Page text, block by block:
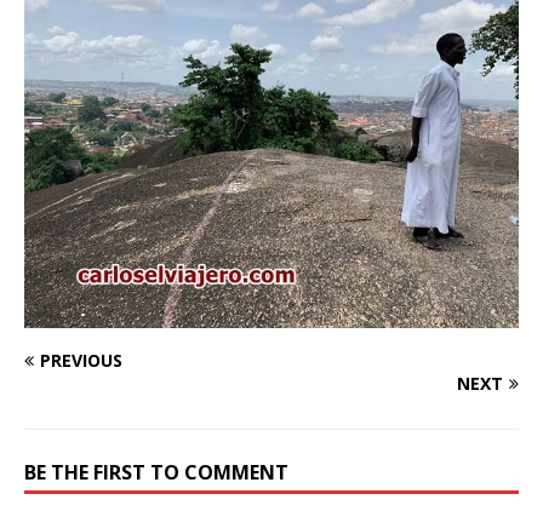
PREVIOUS
NEXT
BE THE FIRST TO COMMENT